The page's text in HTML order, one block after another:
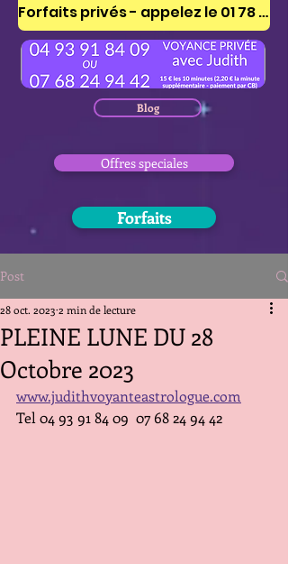
Blog
Offres speciales
Forfaits
Forfaits privés - appelez le 01 78 41 53 51
Post
PLEINE LUNE DU 28
Octobre 2023
28 oct. 2023 2 min de lecture
Tel 04 93 91 84 09  07 68 24 94 42